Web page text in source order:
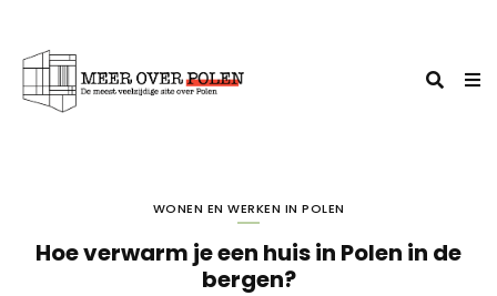
WONEN EN WERKEN IN POLEN
Hoe verwarm je een huis in Polen in de
bergen?